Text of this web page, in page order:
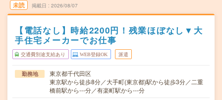
未読 掲載日 2026/08/07
【電話なし】時給2200円！残業ほぼなし▼大
手住宅メーカーでお仕事
交通費別途支給あり WEB登録OK 派遣
勤務地
東京都千代田区
東京駅から徒歩8分／大手町(東京都)駅から徒歩3分／二重
橋前駅から---分／有楽町駅から---分